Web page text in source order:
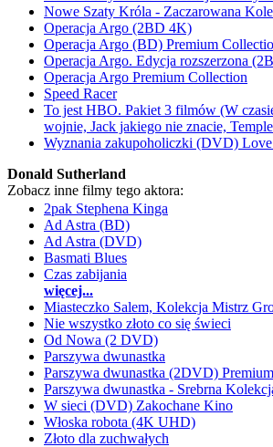
Nowe Szaty Króla - Zaczarowana
Operacja Argo (2BD 4K)
Operacja Argo (BD) Premium
Operacja Argo. Edycja rozszerzona
Operacja Argo Premium Collection
Speed Racer
To jest HBO. Pakiet 3 filmów (W
wojnie, Jack jakiego nie znacie,
Wyznania zakupoholiczki (DVD)
Donald Sutherland
Zobacz inne filmy tego aktora:
2pak Stephena Kinga
Ad Astra (BD)
Ad Astra (DVD)
Basmati Blues
Czas zabijania
więcej...
Miasteczko Salem, Kolekcja Mistrz
Nie wszystko złoto co się świeci
Od Nowa (2 DVD)
Parszywa dwunastka
Parszywa dwunastka (2DVD)
Parszywa dwunastka - Srebrna
W sieci (DVD) Zakochane Kino
Włoska robota (4K UHD)
Złoto dla zuchwałych